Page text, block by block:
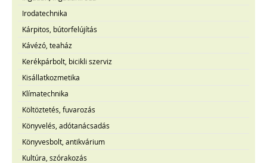
Irodatechnika
Kárpitos, bútorfelújítás
Kávézó, teaház
Kerékpárbolt, bicikli szerviz
Kisállatkozmetika
Klímatechnika
Költöztetés, fuvarozás
Könyvelés, adótanácsadás
Könyvesbolt, antikvárium
Kultúra, szórakozás